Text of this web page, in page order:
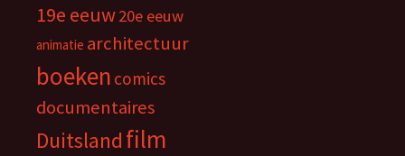
19e eeuw20e eeuw
animatie architectuur
boeken comics
documentaires
Duitslandfilm